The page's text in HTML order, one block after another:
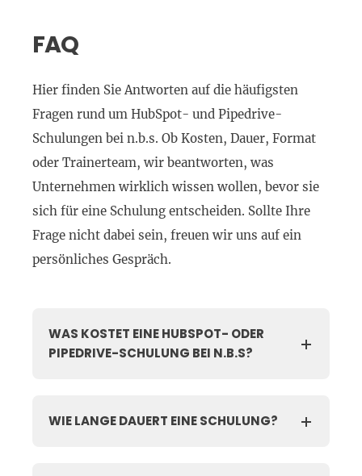
FAQ
Hier finden Sie Antworten auf die häufigsten
Fragen rund um HubSpot- und Pipedrive-
Schulungen bei n.b.s. Ob Kosten, Dauer, Format
oder Trainerteam, wir beantworten, was
Unternehmen wirklich wissen wollen, bevor sie
sich für eine Schulung entscheiden. Sollte Ihre
Frage nicht dabei sein, freuen wir uns auf ein
persönliches Gespräch.
WAS KOSTET EINE HUBSPOT- ODER
PIPEDRIVE-SCHULUNG BEI N.B.S?
WIE LANGE DAUERT EINE SCHULUNG?